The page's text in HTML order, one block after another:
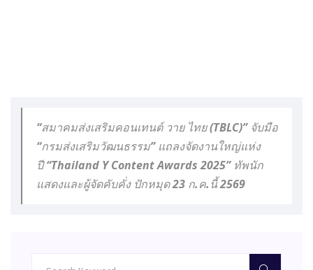
“สมาคมส่งเสริมคอนเทนต์ วาย ไทย (TBLC)” จับมือ
“กรมส่งเสริมวัฒนธรรม” แถลงจัดงานใหญ่แห่ง
ปี “Thailand Y Content Awards 2025” ทัพนัก
แสดงและผู้จัดคับคั่ง ปักหมุด 23 ก.ค.นี้ 2569